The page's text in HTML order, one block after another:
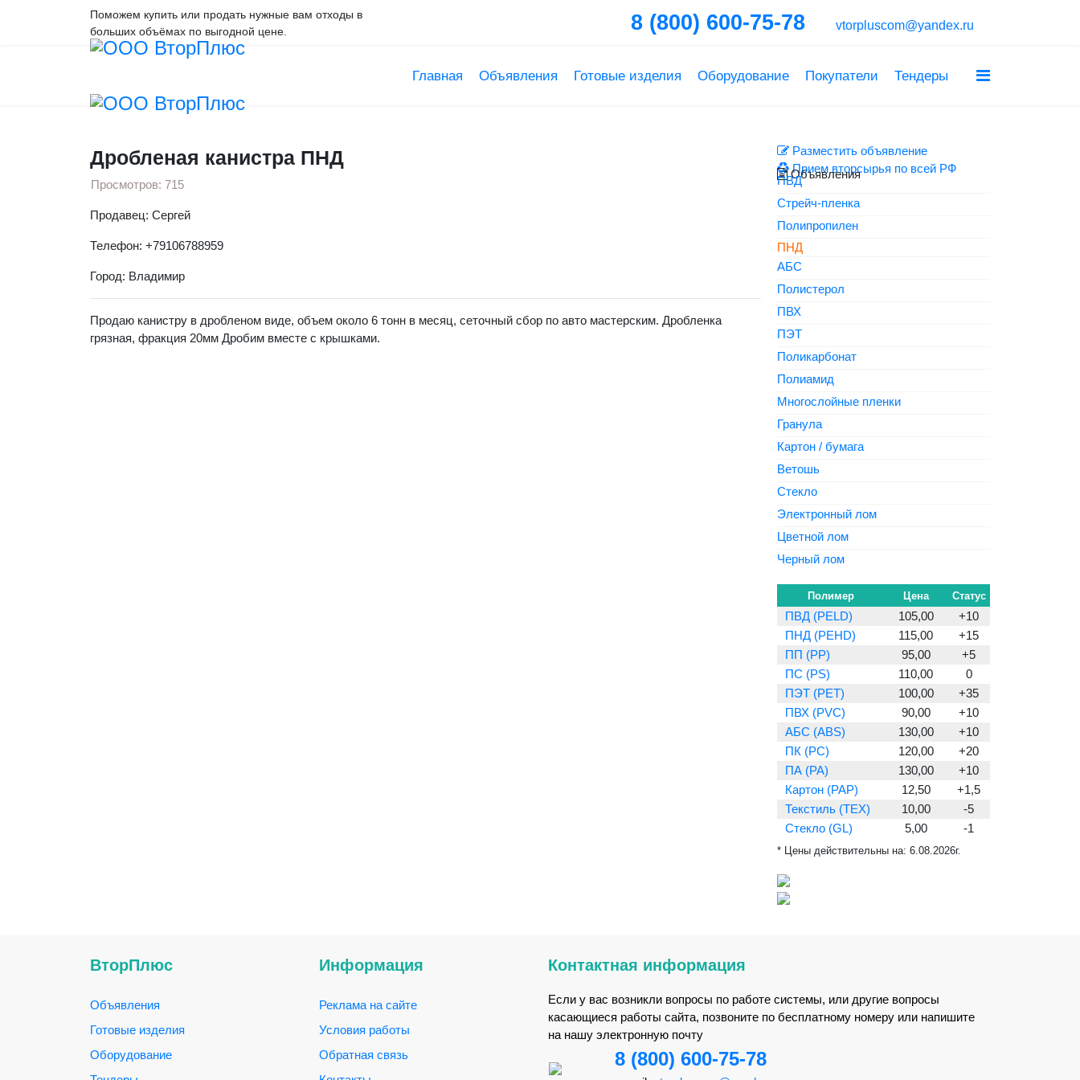
Поможем купить или продать нужные вам отходы в
больших объёмах по выгодной цене.
8 (800) 600-75-78 vtorpluscom@yandex.ru
Главная Объявления Готовые изделия Оборудование Покупатели Тендеры
Главная
Дробленая канистра ПНД
Просмотров: 715
Продавец: Сергей
Телефон: +79106788959
Город: Владимир
Продаю канистру в дробленом виде, объем около 6 тонн в месяц, сеточный сбор по авто мастерским. Дробленка
грязная, фракция 20мм Дробим вместе с крышками.
Разместить объявление
Прием вторсырья по всей РФ
Объявления
ПВД
Стрейч-пленка
Полипропилен
ПНД
АБС
Полистерол
ПВХ
ПЭТ
Поликарбонат
Полиамид
Многослойные пленки
Гранула
Картон / бумага
Ветошь
Стекло
Электронный лом
Цветной лом
Черный лом
Полимер Цена Статус
ПВД (PELD) 105,00
+10
ПНД (PEHD)
115,00
+15
ПП (PP)
95,00
+5
ПС (PS)
110,00
0
ПЭТ (PET)
100,00
+35
ПВХ (PVC)
90,00
+10
АБС (ABS)
130,00
+10
ПК (PC)
120,00
+20
ПА (PA)
130,00
+10
Картон (PAP)
12,50
+1,5
Текстиль (TEX)
10,00
-5
Стекло (GL)
5,00 -1
* Цены действительны на: 6.08.2026г.
ВторПлюс
Объявления
Готовые изделия
Оборудование
Информация
Реклама на сайте
Условия работы
Обратная связь
Контактная информация
Если у вас возникли вопросы по работе системы, или другие вопросы
касающиеся работы сайта, позвоните по бесплатному номеру или напишите
на нашу электронную почту
8 (800) 600-75-78